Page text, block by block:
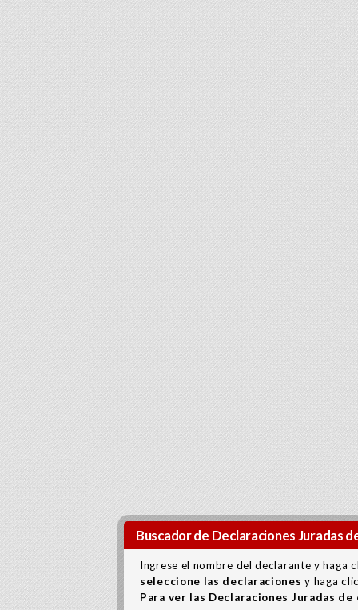
Buscador de Declaraciones Juradas
Ingrese el nombre del declarante y haga
seleccione las declaraciones y haga
Para ver las Declaraciones Juradas